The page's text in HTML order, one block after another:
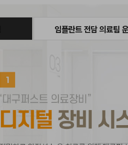
임플란트 전담 의료팀